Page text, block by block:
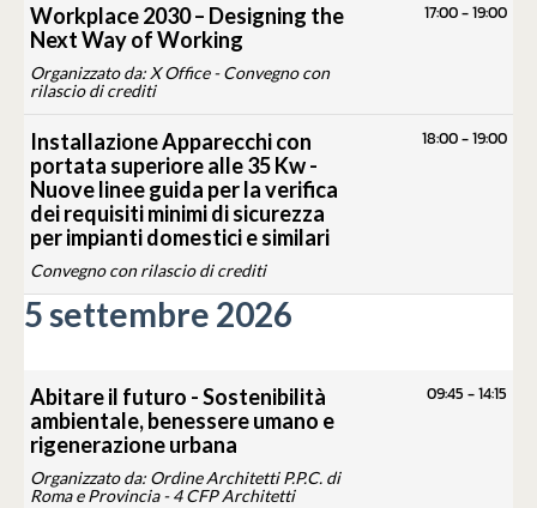
Workplace 2030 – Designing the
Next Way of Working
Organizzato da: X Office - Convegno con
rilascio di crediti
17:00-19:00
Installazione Apparecchi con
portata superiore alle 35 Kw -
Nuove linee guida per la verifica
dei requisiti minimi di sicurezza
per impianti domestici e similari
Convegno con rilascio di crediti
18:00-19:00
5 settembre 2026
Abitare il futuro - Sostenibilità
ambientale, benessere umano e
rigenerazione urbana
Organizzato da: Ordine Architetti P.P.C. di
Roma e Provincia - 4 CFP Architetti
09:45 -14:15